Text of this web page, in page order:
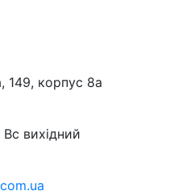
149, корпус 8а
вихідний